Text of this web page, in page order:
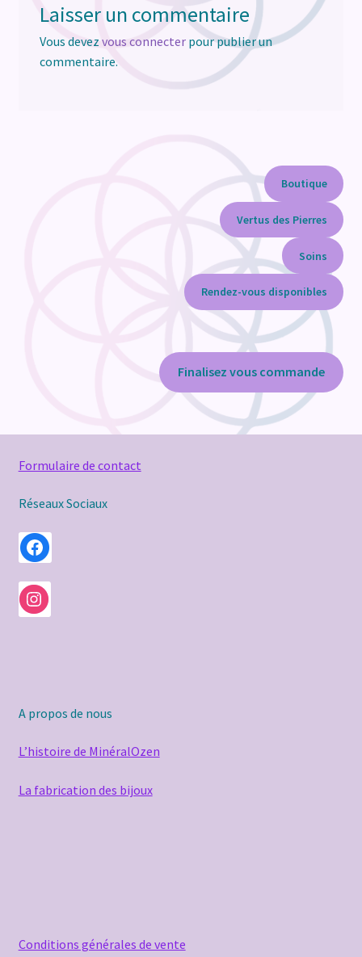
Laisser un commentaire
Vous devez vous connecterpour publier un
commentaire.
Boutique
Vertus des Pierres
Soins
Rendez-vous disponibles
Finalisez vous commande
Formulaire de contact
Réseaux Sociaux
A propos de nous
L’histoire de MinéralOzen
La fabrication des bijoux
Conditions générales de vente